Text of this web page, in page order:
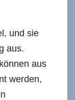
und sie
aus.
aus
werden,